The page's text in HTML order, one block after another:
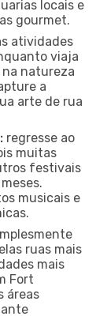
locais e
gourmet.
atividades
viaja
na natureza
a
arte de rua
regresse ao
muitas
festivais
musicais e
ruas mais
mais
Fort
áreas